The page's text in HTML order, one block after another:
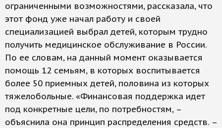
ограниченными возможностями, рассказала, что
этот фонд уже начал работу и своей
специализацией выбрал детей, которым трудно
получить медицинское обслуживание в России.
По ее словам, на данный момент оказывается
помощь 12 семьям, в которых воспитывается
более 50 приемных детей, половина из которых
тяжелобольные. «Финансовая поддержка идет
под конкретные цели, по потребностям, –
объяснила она принцип распределения средств. –